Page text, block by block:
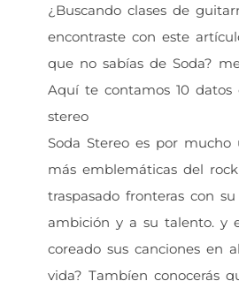
¿Buscando clases de
encontraste con este
que no sabías de Soda?
Aquí te contamos 10 datos
stereo
Soda Stereo es por
más emblemáticas del
traspasado fronteras con
ambición y a su talento. y
coreado sus canciones en
vida? Tambíen conocerás